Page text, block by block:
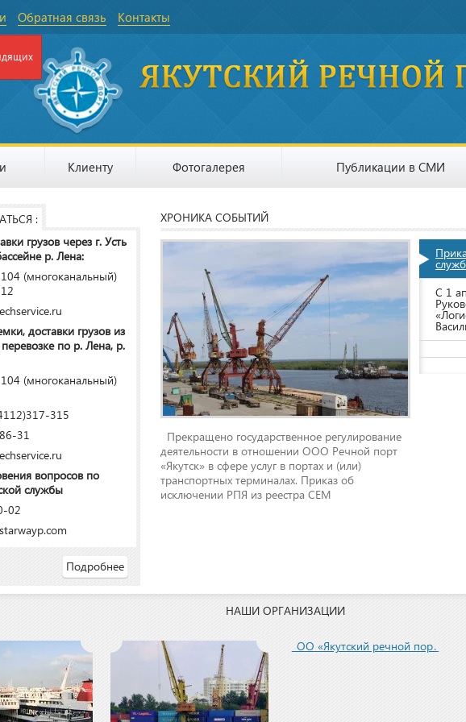
Обратная связь Контакты
Клиенту Фотогалерея Публикации в СМИ
:
грузов через г. Усть
р. Лена:
(многоканальный)
доставки грузов из
по р. Лена, р.
(многоканальный)
315
31
вопросов по
службы
02
Подробнее
ХРОНИКА СОБЫТИЙ
Прекращено государственное регулирование
деятельности в отношении ООО Речной порт
«Якутск» в сфере услуг в портах и (или)
транспортных терминалах. Приказ об
исключении РПЯ из реестра СЕМ
С 1
НАШИ ОРГАНИЗАЦИИ
ООО «Якутский речной порт»